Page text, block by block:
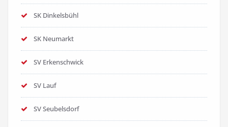
SK Dinkelsbühl
SK Neumarkt
SV Erkenschwick
SV Lauf
SV Seubelsdorf